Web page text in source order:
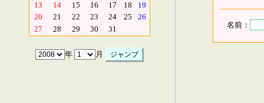
13
14 15 16 17 18
19
20
21 22 23 24 25
26
27
28 29 30 31
年 月
名前：